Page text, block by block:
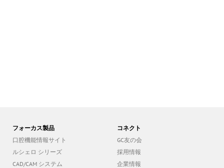
フォーカス製品
口腔機能情報サイト
ルシェロ シリーズ
CAD/CAM システム
コネクト
GC友の会
採用情報
企業情報